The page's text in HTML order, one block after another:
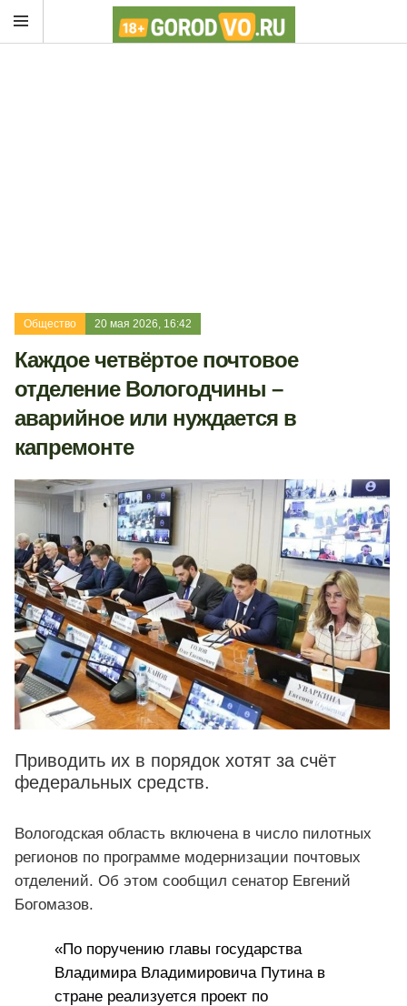
Общество 20 мая 2026, 16:42
Каждое четвёртое почтовое
отделение Вологодчины –
аварийное или нуждается в
капремонте
Приводить их в порядок хотят за счёт
федеральных средств.
Вологодская область включена в число пилотных
регионов по программе модернизации почтовых
отделений. Об этом сообщил сенатор Евгений
Богомазов.
«По поручению главы государства
Владимира Владимировича Путина в
стране реализуется проект по